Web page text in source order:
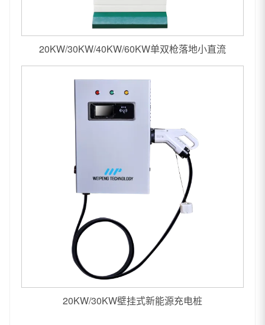
20KW/30KW/40KW/60KW单双枪落地小直流
20KW/30KW壁挂式新能源充电桩